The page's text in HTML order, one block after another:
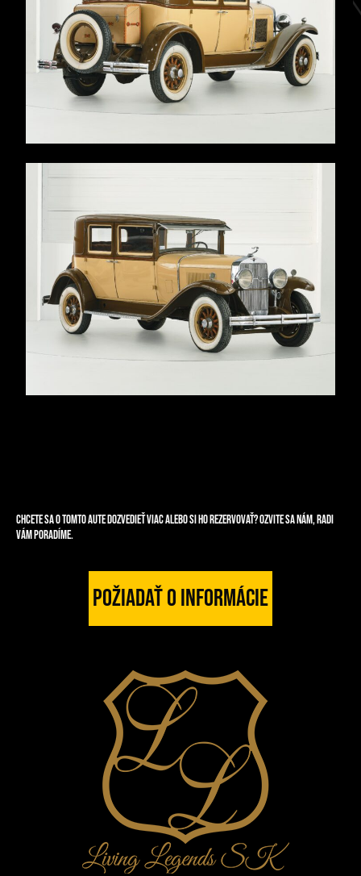
Chcete sa o tomto aute dozvedieť viac alebo si ho rezervovať? Ozvite sa nám, radi
vám poradíme.
Požiadať o informácie